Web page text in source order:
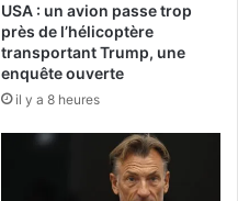
USA : un avion passe trop
près de l’hélicoptère
transportant Trump, une
enquête ouverte
il y a 8 heures